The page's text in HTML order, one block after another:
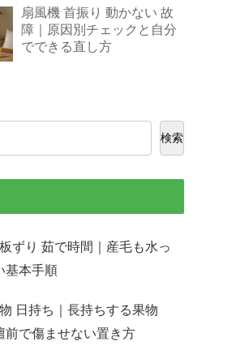
扇風機 首振り 動かない 故
障｜原因別チェックと自分
でできる直し方
検索
ずり 茹で時間｜産毛も水っ
基本手順
日持ち｜長持ちする果物
前で傷ませない置き方